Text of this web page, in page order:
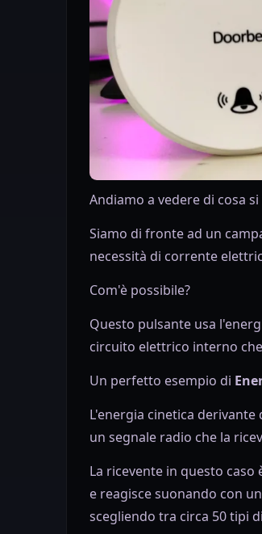
Andiamo a vedere di cosa
Siamo di fronte ad un
necessità di corrente
Com'è possibile?
Questo pulsante usa
circuito elettrico interno
Un perfetto esempio di
L'energia cinetica
un segnale radio che la
La ricevente in questo
e reagisce suonando con
scegliendo tra circa 50 tipi